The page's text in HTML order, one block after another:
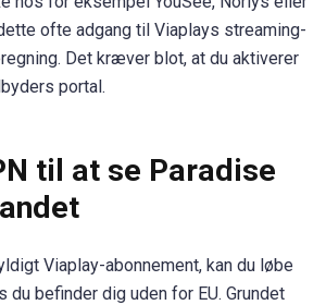
ofte adgang til Viaplays streaming-
Det kræver blot, at du aktiverer
portal.
til at se Paradise
Viaplay-abonnement, kan du løbe
du befinder dig uden for EU. Grundet